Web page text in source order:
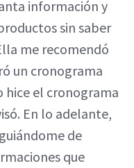
información y
sin saber
me recomendó
un cronograma
hice el cronograma
En lo adelante,
de
que